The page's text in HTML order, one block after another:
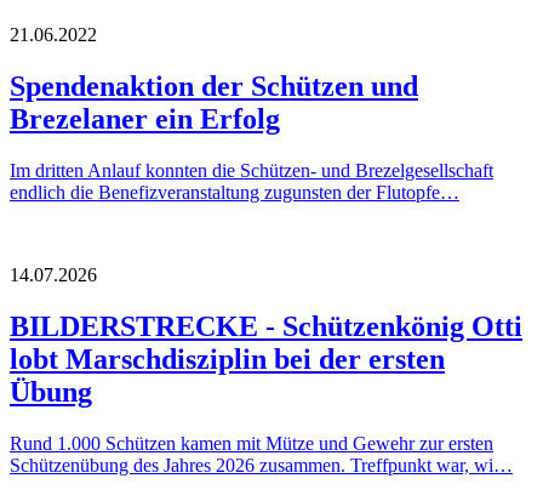
21.06.2022
Spendenaktion der Schützen und
Brezelaner ein Erfolg
Im dritten Anlauf konnten die Schützen- und Brezelgesellschaft
endlich die Benefizveranstaltung zugunsten der Flutopfe…
14.07.2026
BILDERSTRECKE - Schützenkönig Otti
lobt Marschdisziplin bei der ersten
Übung
Rund 1.000 Schützen kamen mit Mütze und Gewehr zur ersten
Schützenübung des Jahres 2026 zusammen. Treffpunkt war, wi…